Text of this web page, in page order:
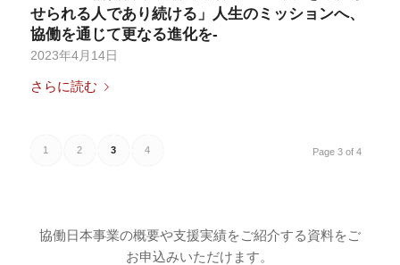
せられる人であり続ける」人生のミッションへ、
協働を通じて更なる進化を-
2023年4月14日
さらに読む
Page 3 of 4
1 2 3 4
協働日本事業の概要や支援実績をご紹介する資料をご
お申込みいただけます。